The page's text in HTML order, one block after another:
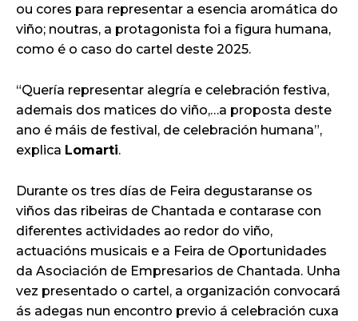
ou cores para representar a esencia aromática do
viño; noutras, a protagonista foi a figura humana,
como é o caso do cartel deste 2025.
“Quería representar alegría e celebración festiva,
ademais dos matices do viño,…a proposta deste
ano é máis de festival, de celebración humana”,
explica Lomarti.
Durante os tres días de Feira degustaranse os
viños das ribeiras de Chantada e contarase con
diferentes actividades ao redor do viño,
actuacións musicais e a Feira de Oportunidades
da Asociación de Empresarios de Chantada. Unha
vez presentado o cartel, a organización convocará
ás adegas nun encontro previo á celebración cuxa